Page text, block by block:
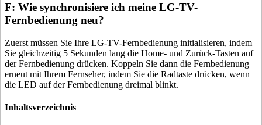
F: Wie synchronisiere ich meine LG-TV-
Fernbedienung neu?
Zuerst müssen Sie Ihre LG-TV-Fernbedienung initialisieren, indem
Sie gleichzeitig 5 Sekunden lang die Home- und Zurück-Tasten auf
der Fernbedienung drücken. Koppeln Sie dann die Fernbedienung
erneut mit Ihrem Fernseher, indem Sie die Radtaste drücken, wenn
die LED auf der Fernbedienung dreimal blinkt.
Inhaltsverzeichnis